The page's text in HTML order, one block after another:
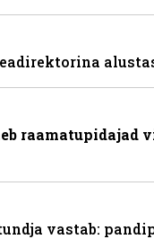
raamatupidajad
vastab: